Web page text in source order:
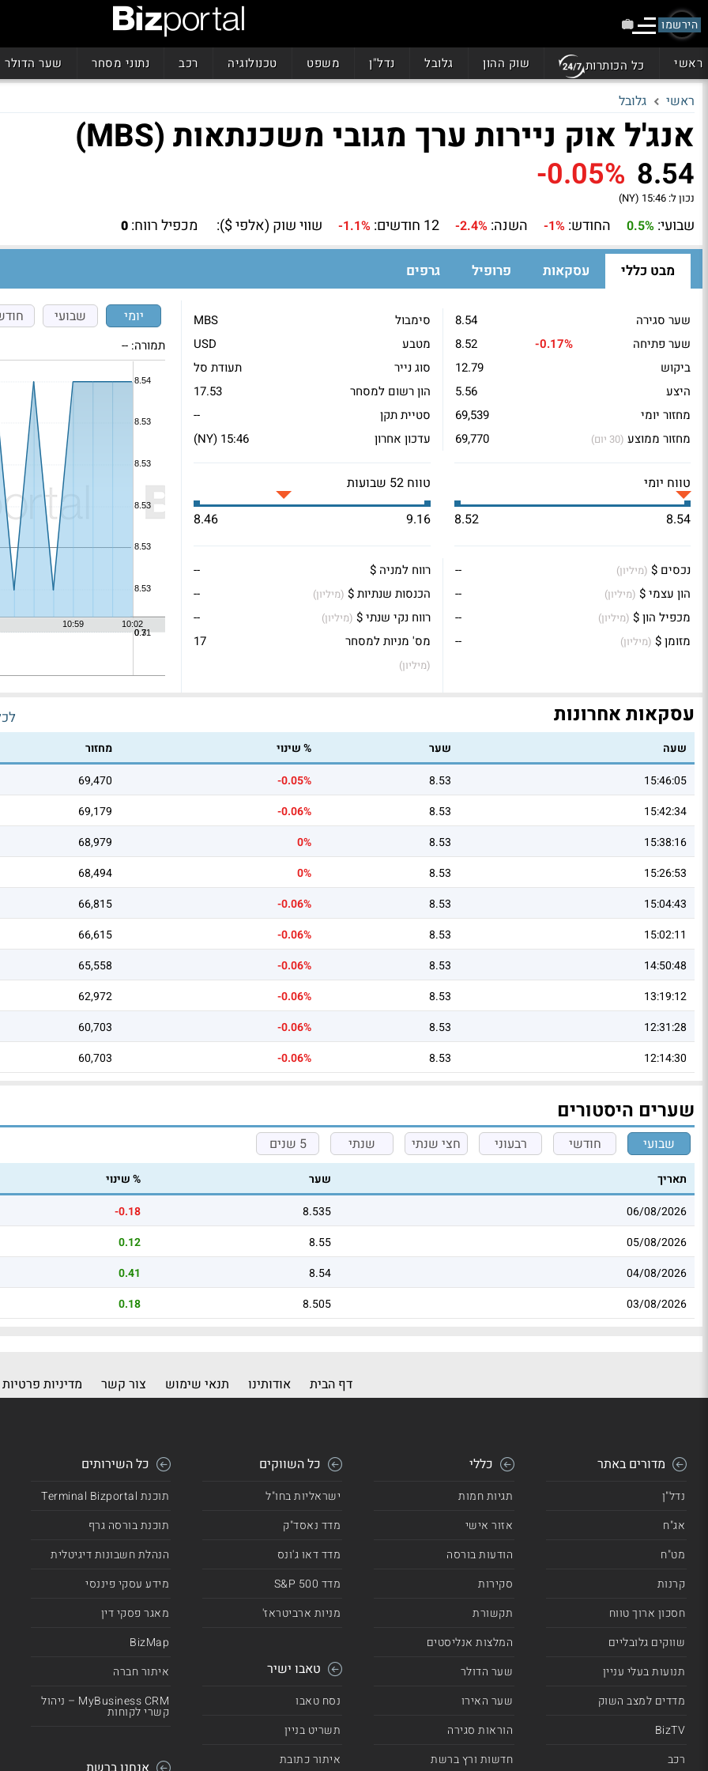
הירשמו
ראשי כל הכותרות שוק ההון גלובל נדל"ן משפט טכנולוגיה רכב נתוני מסחר שער הדולר
ראשי גלובל
אנג'ל אוק ניירות ערך מגובי משכנתאות (MBS)
8.54
-0.05%
נכון ל: 15:46 (NY)
שבועי: 0.5% החודש: -1% השנה: -2.4% 12 חודשים: -1.1% שווי שוק (אלפי $): מכפיל רווח: 0
מבט כללי עסקאות פרופיל גרפים
שער סגירה
8.54
שער פתיחה
-0.17%
8.52
ביקוש
12.79
היצע
5.56
מחזור יומי
69,539
מחזור ממוצע (30 יום) 69,770
סימבול
MBS
מטבע
USD
סוג נייר
תעודת סל
הון רשום למסחר
17.53
סטיית תקן
--
עדכון אחרון
15:46 (NY)
טווח יומי
8.54
8.52
טווח 52 שבועות
9.16
8.46
נכסים $ (מיליון)
--
הון עצמי $ (מיליון)
--
מכפיל הון $ (מיליון)
--
מזומן $ (מיליון) --
רווח למניה $
--
הכנסות שנתיות $ (מיליון)
--
רווח נקי שנתי $ (מיליון)
--
מס' מניות למסחר
(מיליון)
17
יומי שבועי
תמורה: --
עסקאות אחרונות
שעה שער % שינוי
מחזור
15:46:05
8.53
-0.05%
69,470
15:42:34
8.53
-0.06%
69,179
15:38:16
8.53
0%
68,979
15:26:53
8.53
0%
68,494
15:04:43
8.53
-0.06%
66,815
15:02:11
8.53
-0.06%
66,615
14:50:48
8.53
-0.06%
65,558
13:19:12
8.53
-0.06%
62,972
12:31:28
8.53
-0.06%
60,703
12:14:30
8.53
-0.06%
60,703
שערים היסטורים
שבועי חודשי רבעוני חצי שנתי שנתי 5 שנים
תאריך שער
% שינוי
06/08/2026
8.535
-0.18
05/08/2026
8.55
0.12
04/08/2026
8.54
0.41
03/08/2026
8.505
0.18
דף הבית אודותינו תנאי שימוש צור קשר מדיניות פרטיות
מדורים באתר
נדל"ן
אג"ח
מט"ח
קרנות
חסכון ארוך טווח
שווקים גלובליים
תנועות בעלי עניין
מדדים למצב השוק
BizTV
רכב
כללי
תגיות חמות
אזור אישי
הודעות בורסה
סקירות
תקשורת
המלצות אנליסטים
שער הדולר
שער האירו
הוראות סגירה
חדשות ורץ ברשת
כל השווקים
ישראליות בחו"ל
מדד נאסד"ק
מדד דאו ג'ונס
מדד 500 S&P
מניות ארביטראז'
טאבו ישיר
נסח טאבו
תשריט בניין
איתור כתובת
כל השירותים
תוכנת Terminal Bizportal
תוכנת בורסה גרף
הנהלת חשבונות דיגיטלית
מידע עסקי פיננסי
מאגר פסקי דין
BizMap
איתור חברה
MyBusiness CRM – ניהול
קשרי לקוחות